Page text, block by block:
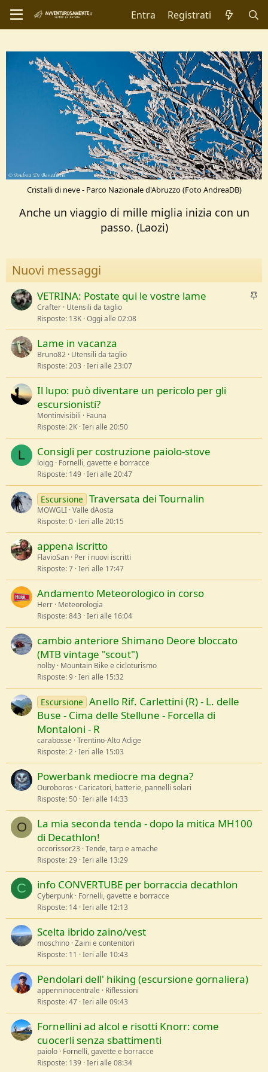
Entra Registrati
Cristalli di neve - Parco Nazionale d'Abruzzo (Foto AndreaDB)
Anche un viaggio di mille miglia inizia con un
passo. (Laozi)
Nuovi messaggi
I
v
e
VETRINA: Postate qui le vostre lame
Crafter Utensili da taglio
Risposte 13K Oggi alle 02:08
Lame in vacanza
Bruno82 Utensili da taglio
Risposte 203 Ieri alle 23:07
Il lupo: può diventare un pericolo per gli
escursionisti?
Montinvisibili
Fauna
Risposte 2K Ieri alle 20:50
L Consigli per costruzione paiolo-stove
loigg Fornelli, gavette e borracce
Risposte 149 Ieri alle 20:47
Escursione Traversata dei Tournalin
MOWGLI Valle dAosta
Risposte 0 Ieri alle 20:15
appena iscritto
FlavioSan Per i nuovi iscritti
Risposte 7 Ieri alle 17:47
Andamento Meteorologico in corso
Herr Meteorologia
Risposte 843 Ieri alle 16:04
cambio anteriore Shimano Deore bloccato
(MTB vintage "scout")
nolby Mountain Bike e cicloturismo
Risposte 9 Ieri alle 15:32
Escursione Anello Rif. Carlettini (R) - L. delle
Buse - Cima delle Stellune - Forcella di
Montaloni - R
carabosse Trentino-Alto Adige
Risposte 2 Ieri alle 15:03
Powerbank mediocre ma degna?
Ouroboros Caricatori, batterie, pannelli solari
Risposte 50 Ieri alle 14:33
O
La mia seconda tenda - dopo la mitica MH100
di Decathlon!
occorissor23 Tende, tarp e amache
Risposte 29 Ieri alle 13:29
C info CONVERTUBE per borraccia decathlon
Cyberpunk Fornelli, gavette e borracce
Risposte 14 Ieri alle 12:13
Scelta ibrido zaino/vest
moschino Zaini e contenitori
Risposte 11 Ieri alle 10:43
Pendolari dell' hiking (escursione gornaliera)
appenninocentrale
Riflessioni
Risposte 47 Ieri alle 09:43
Fornellini ad alcol e risotti Knorr: come
cuocerli senza sbattimenti
paiolo Fornelli, gavette e borracce
Risposte 139 Ieri alle 08:34